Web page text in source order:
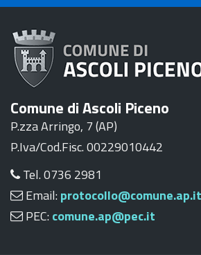
Comune di Ascoli Piceno
P.zza Arringo, 7 (AP)
P.Iva/Cod.Fisc. 00229010442
Tel. 0736 2981
Email: protocollo@comune.ap.it
PEC: comune.ap@pec.it